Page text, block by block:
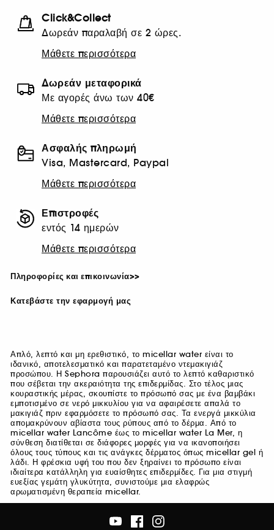
Click&Collect
Δωρεάν παραλαβή σε 2 ώρες.
Μάθετε περισσότερα
Δωρεάν μεταφορικά
Με αγορές άνω των 40€
Μάθετε περισσότερα
Ασφαλής πληρωμή
Visa, Mastercard, Paypal
Μάθετε περισσότερα
Επιστροφές
εντός 14 ημερών
Μάθετε περισσότερα
Πληροφορίες και επικοινωνία>>
Κατεβάστε την εφαρμογή μας
Απλό, λεπτό και μη ερεθιστικό, το micellar water είναι το
ιδανικό, αποτελεσματικό και παρατεταμένο ντεμακιγιάζ
προσώπου. Η Sephora παρουσιάζει αυτό το λεπτό καθαριστικό
που σέβεται την ακεραιότητα της επιδερμίδας. Στο τέλος μιας
κουραστικής μέρας, σκουπίστε το πρόσωπό σας με ένα βαμβάκι
εμποτισμένο σε νερό μικκυλίου για να αφαιρέσετε απαλά το
μακιγιάζ πριν εφαρμόσετε το πρόσωπό σας. Τα ενεργά μικκύλια
απομακρύνουν αβίαστα τους ρύπους από το δέρμα. Από το
micellar water Lancôme έως το micellar water La Mer, η
σύνθεση διατίθεται σε διάφορες μορφές για να ικανοποιήσει
όλους τους τύπους και τις ανάγκες δέρματος όπως micellar gel ή
λάδι. Η φρέσκια υφή του που δεν ξηραίνει το πρόσωπο είναι
ιδιαίτερα κατάλληλη για ευαίσθητες επιδερμίδες. Για μια στιγμή
ευεξίας γεμάτη γλυκύτητα, συνιστούμε μια ελαφρώς
αρωματισμένη θεραπεία micellar.